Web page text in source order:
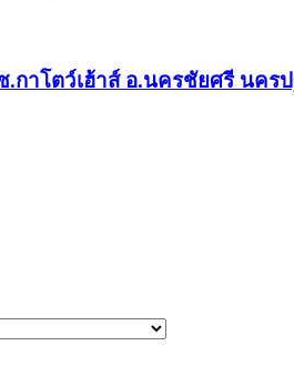
กาโตว์เฮ้าส์ อ.นครชัยศรี นคร